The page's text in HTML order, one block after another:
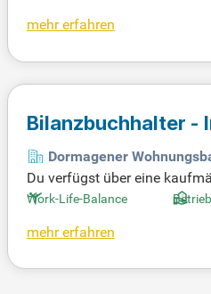
für weitere Informationen:
mehr erfahren
Bilanzbuchhalter -
Dormagener
Du verfügst über eine
GB-Bilanzierung und
f eine 37-Stunden-Woche,
Work-Life-Balance
mehr erfahren